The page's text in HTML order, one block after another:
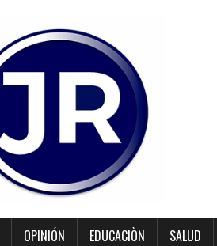
OPINIÓN EDUCACIÒN SALUD